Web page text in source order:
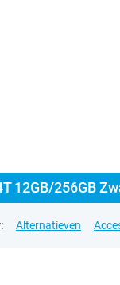
12GB/256GB
Alternatieven